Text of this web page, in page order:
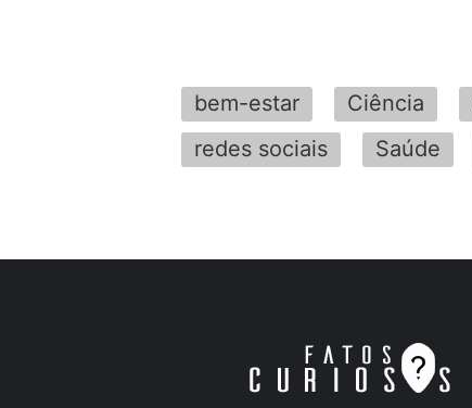
bem-estar Ciência
redes sociais
Saúde